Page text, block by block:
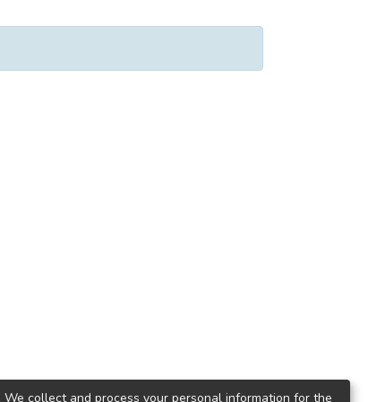
We collect and process your personal information for the